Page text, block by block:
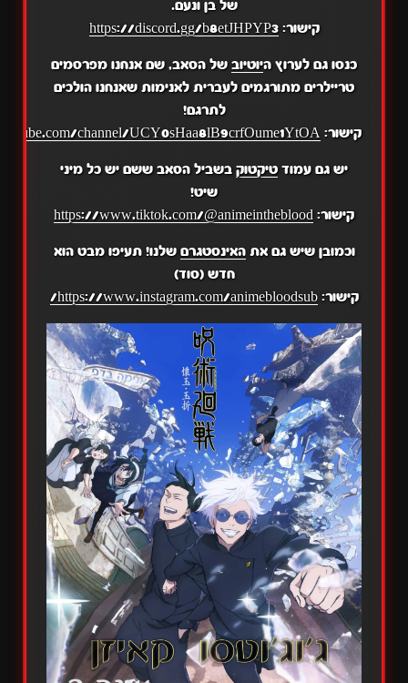
של בן ונעם.
קישור:https://discord.gg/b8etJHPYP3
כנסו גם לערוץ היוטיובשל הסאב, שם אנחנו מפרסמים
טריילרים מתורגמים לעברית לאנימות שאנחנו הולכים
לתרגם!
קישור: channel/UCY0sHaa8lB9crfOume1YtOA
יש גם עמודטיקטוק בשביל הסאב ששם יש כל מיני
שיט!
קישור: https://www.tiktok.com/@animeintheblood
וכמובן שיש גם אתהאינסטגרם שלנו! תעיפו מבט הוא
חדש (סוד)
קישור:https://www.instagram.com/animebloodsub/